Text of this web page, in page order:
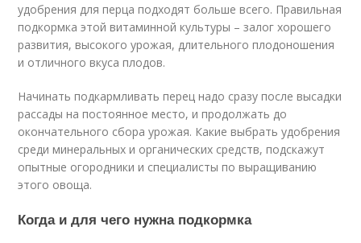
удобрения для перца подходят больше всего. Правильная
подкормка этой витаминной культуры – залог хорошего
развития, высокого урожая, длительного плодоношения
и отличного вкуса плодов.
Начинать подкармливать перец надо сразу после высадки
рассады на постоянное место, и продолжать до
окончательного сбора урожая. Какие выбрать удобрения
среди минеральных и органических средств, подскажут
опытные огородники и специалисты по выращиванию
этого овоща.
Когда и для чего нужна подкормка